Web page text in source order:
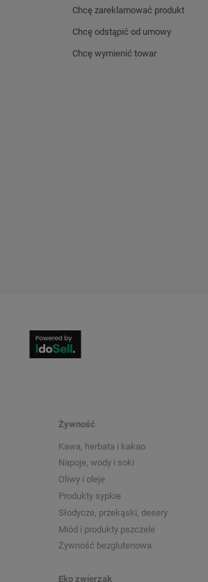
Chcę zareklamować produkt
Chcę odstąpić od umowy
Chcę wymienić towar
Żywność
Kawa, herbata i kakao
Napoje, wody i soki
Oliwy i oleje
Produkty sypkie
Słodycze, przekąski, desery
Miód i produkty pszczele
Żywność bezglutenowa
Eko zwierzak